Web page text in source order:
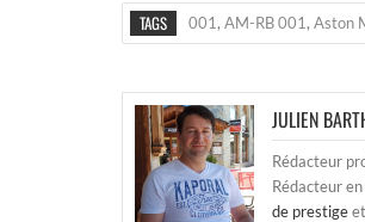
TAGS 001, AM-RB 001, Aston
JULIEN
Rédacteur
Rédacteur
de prestigeet